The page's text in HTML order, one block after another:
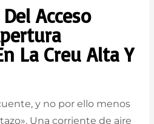
Acceso
La Creu Alta Y
y no por ello menos
Una corriente de aire